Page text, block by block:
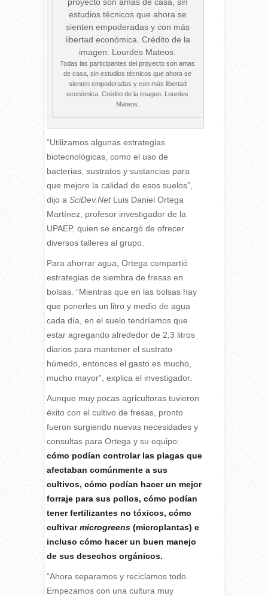
Todas las participantes del proyecto son amas
de casa, sin estudios técnicos que ahora se
sienten empoderadas y con más libertad
económica. Crédito de la imagen: Lourdes
Mateos.
“Utilizamos algunas estrategias
biotecnológicas, como el uso de
bacterias, sustratos y sustancias para
que mejore la calidad de esos suelos”,
dijo a SciDev.NetLuis Daniel Ortega
Martínez, profesor investigador de la
UPAEP, quien se encargó de ofrecer
diversos talleres al grupo.
Para ahorrar agua, Ortega compartió
estrategias de siembra de fresas en
bolsas. “Mientras que en las bolsas hay
que ponerles un litro y medio de agua
cada día, en el suelo tendríamos que
estar agregando alrededor de 2,3 litros
diarios para mantener el sustrato
húmedo, entonces el gasto es mucho,
mucho mayor”, explica el investigador.
Aunque muy pocas agricultoras tuvieron
éxito con el cultivo de fresas, pronto
fueron surgiendo nuevas necesidades y
consultas para Ortega y su equipo:
cómo podían controlar las plagas que
afectaban comúnmente a sus
cultivos, cómo podían hacer un mejor
forraje para sus pollos, cómo podían
tener fertilizantes no tóxicos, cómo
cultivarmicrogreens(microplantas) e
incluso cómo hacer un buen manejo
de sus desechos orgánicos.
“Ahora separamos y reciclamos todo.
Empezamos con una cultura muy